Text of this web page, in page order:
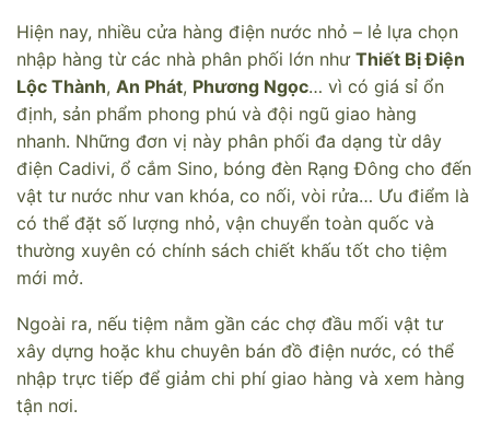
Hiện nay, nhiều cửa hàng điện nước nhỏ – lẻ lựa chọn
nhập hàng từ các nhà phân phối lớn như Thiết Bị Điện
Lộc Thành, An Phát, Phương Ngọc… vì có giá sỉ ổn
định, sản phẩm phong phú và đội ngũ giao hàng
nhanh. Những đơn vị này phân phối đa dạng từ dây
điện Cadivi, ổ cắm Sino, bóng đèn Rạng Đông cho đến
vật tư nước như van khóa, co nối, vòi rửa… Ưu điểm là
có thể đặt số lượng nhỏ, vận chuyển toàn quốc và
thường xuyên có chính sách chiết khấu tốt cho tiệm
mới mở.
Ngoài ra, nếu tiệm nằm gần các chợ đầu mối vật tư
xây dựng hoặc khu chuyên bán đồ điện nước, có thể
nhập trực tiếp để giảm chi phí giao hàng và xem hàng
tận nơi.